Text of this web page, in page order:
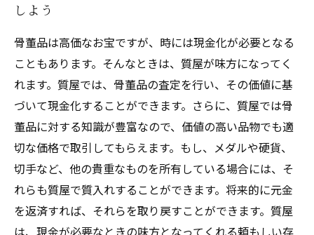
しよう
骨董品は高価なお宝ですが、時には現金化が必要となる
こともあります。そんなときは、質屋が味方になってく
れます。質屋では、骨董品の査定を行い、その価値に基
づいて現金化することができます。さらに、質屋では骨
董品に対する知識が豊富なので、価値の高い品物でも適
切な価格で取引してもらえます。もし、メダルや硬貨、
切手など、他の貴重なものを所有している場合には、そ
れらも質屋で質入れすることができます。将来的に元金
を返済すれば、それらを取り戻すことができます。質屋
は、現金が必要なときの味方となってくれる頼もしい存